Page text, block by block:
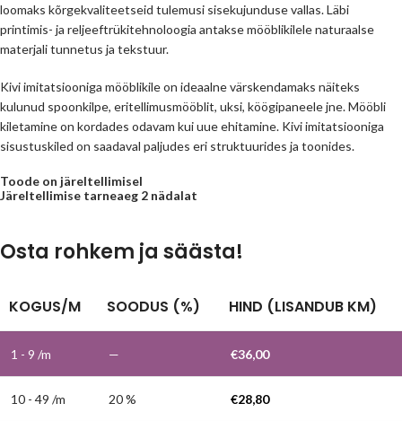
loomaks kõrgekvaliteetseid tulemusi sisekujunduse vallas. Läbi
printimis- ja reljeeftrükitehnoloogia antakse mööblikilele naturaalse
materjali tunnetus ja tekstuur.
Kivi imitatsiooniga mööblikile on ideaalne värskendamaks näiteks
kulunud spoonkilpe, eritellimusmööblit, uksi, köögipaneele jne. Mööbli
kiletamine on kordades odavam kui uue ehitamine. Kivi imitatsiooniga
sisustuskiled on saadaval paljudes eri struktuurides ja toonides.
Toode on järeltellimisel
Järeltellimise tarneaeg 2 nädalat
Osta rohkem ja säästa!
KOGUS/M SOODUS (%) HIND (LISANDUB KM)
1 - 9 /m — €36,00
10 - 49 /m 20 % €28,80